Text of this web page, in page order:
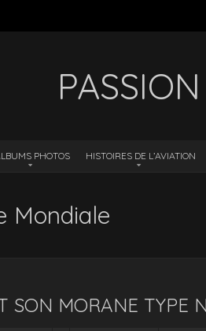
PHOTOS HISTOIRES DE L’AVIATION
Mondiale
SON MORANE TYPE N